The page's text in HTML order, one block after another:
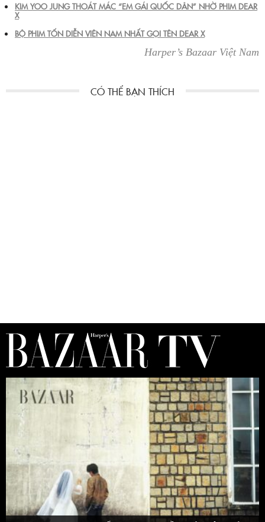
KIM YOO JUNG THOÁT MÁC “EM GÁI QUỐC DÂN” NHỜ PHIM DEAR
X
BỘ PHIM TỐN DIỄN VIÊN NAM NHẤT GỌI TÊN DEAR X
Harper’s Bazaar Việt Nam